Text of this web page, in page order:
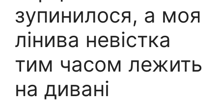
зупинилося, а моя
лінива невістка
тим часом лежить
на дивані